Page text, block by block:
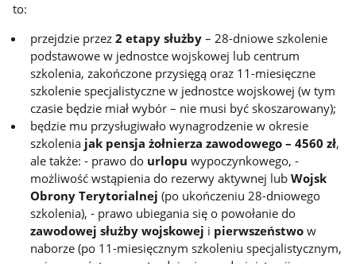
to:
przejdzie przez2 etapy służby – 28-dniowe szkolenie
podstawowe w jednostce wojskowej lub centrum
szkolenia, zakończone przysięgą oraz 11-miesięczne
szkolenie specjalistyczne w jednostce wojskowej (w tym
czasie będzie miał wybór – nie musi być skoszarowany);
będzie mu przysługiwało wynagrodzenie w okresie
szkolenia jak pensja żołnierza zawodowego – 4560 zł,
ale także: - prawo do urlopu wypoczynkowego, -
możliwość wstąpienia do rezerwy aktywnej lubWojsk
Obrony Terytorialnej (po ukończeniu 28-dniowego
szkolenia), - prawo ubiegania się o powołanie do
zawodowej służby wojskowej i pierwszeństwo w
naborze (po 11-miesięcznym szkoleniu specjalistycznym,